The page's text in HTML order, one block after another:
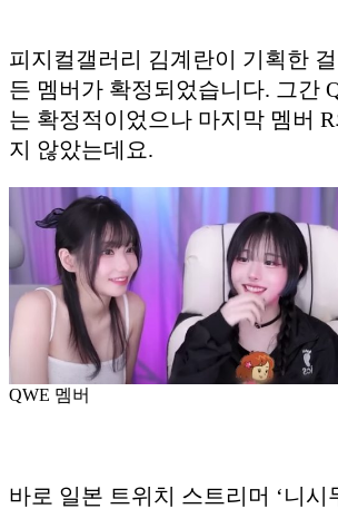
피지컬갤러리 김계란이 기획한
든 멤버가 확정되었습니다. 그간
는 확정적이었으나 마지막 멤버
지 않았는데요.
QWE 멤버
바로 일본 트위치 스트리머 ‘니시